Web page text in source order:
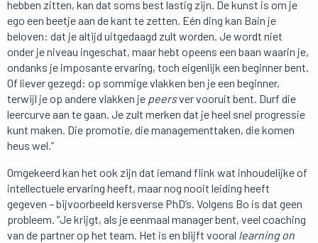
hebben zitten, kan dat soms best lastig zijn. De kunst is om je
ego een beetje aan de kant te zetten. Eén ding kan Bain je
beloven: dat je altijd uitgedaagd zult worden. Je wordt niet
onder je niveau ingeschat, maar hebt opeens een baan waarin je,
ondanks je imposante ervaring, toch eigenlijk een beginner bent.
Of liever gezegd: op sommige vlakken ben je een beginner,
terwijl je op andere vlakken je peersver vooruit bent. Durf die
leercurve aan te gaan. Je zult merken dat je heel snel progressie
kunt maken. Die promotie, die managementtaken, die komen
heus wel.”
Omgekeerd kan het ook zijn dat iemand flink wat inhoudelijke of
intellectuele ervaring heeft, maar nog nooit leiding heeft
gegeven – bijvoorbeeld kersverse PhD’s. Volgens Bo is dat geen
probleem. “Je krijgt, als je eenmaal manager bent, veel coaching
van de partner op het team. Het is en blijft vooral learning on